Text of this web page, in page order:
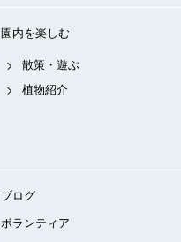
園内を楽しむ
散策・遊ぶ
植物紹介
ブログ
ボランティア